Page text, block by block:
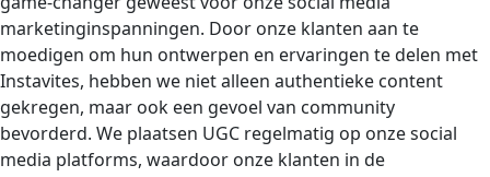
marketinginspanningen. Door onze klanten aan te
moedigen om hun ontwerpen en ervaringen te delen met
Instavites, hebben we niet alleen authentieke content
gekregen, maar ook een gevoel van community
bevorderd. We plaatsen UGC regelmatig op onze social
media platforms, waardoor onze klanten in de